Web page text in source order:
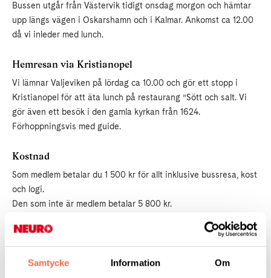
Samtycke Information Om
Bussen utgår från Västervik tidigt onsdag morgon och hämtar
upp längs vägen i Oskarshamn och i Kalmar. Ankomst ca 12.00
då vi inleder med lunch.
Hemresan via Kristianopel
Vi lämnar Valjeviken på lördag ca 10.00 och gör ett stopp i
Kristianopel för att äta lunch på restaurang ”Sött och salt. Vi
gör även ett besök i den gamla kyrkan från 1624.
Förhoppningsvis med guide.
Kostnad
Som medlem betalar du 1 500 kr för allt inklusive bussresa, kost
och logi.
Den som inte är medlem betalar 5 800 kr.
milersättning utgår.
Tar du ledigt från arbetet för att delta kan du få ersättning med